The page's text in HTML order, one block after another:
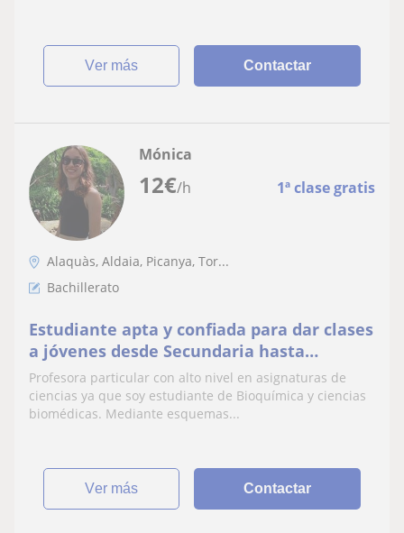
ver más Contactar
12€/h 1ª clase gratis
Mónica
Alaquàs, Aldaia, Picanya, Tor...
Bachillerato
Estudiante apta y confiada para dar clases
a jóvenes desde Secundaria hasta
Bachillerato para prepararlos para la PAU
Profesora particular con alto nivel en asignaturas de
ciencias ya que soy estudiante de Bioquímica y ciencias
biomédicas. Mediante esquemas...
ver más Contactar